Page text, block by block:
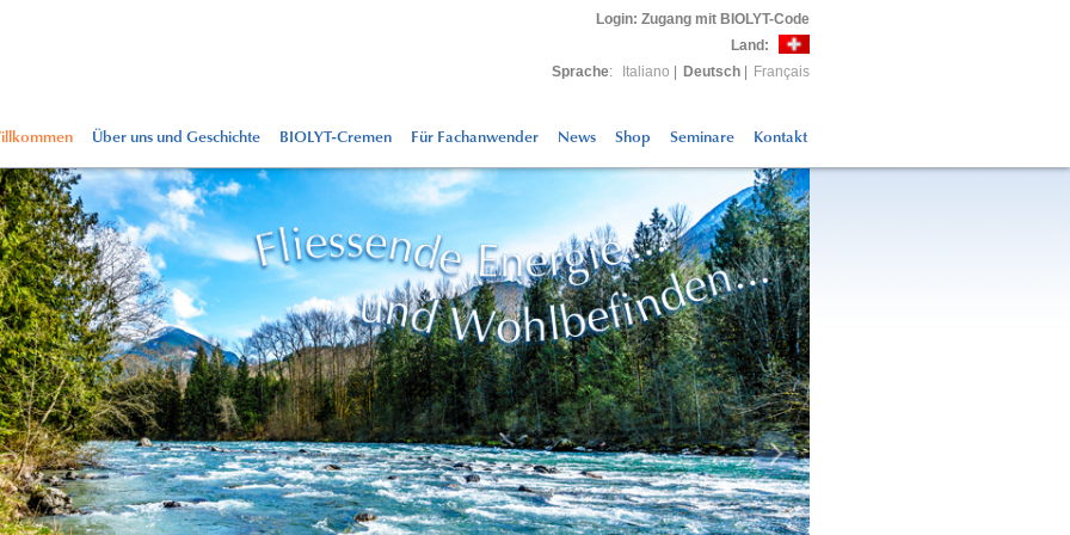
Login: Zugang mit BIOLYT-Code
Land:
Sprache: Italiano Deutsch Français
Über uns und Geschichte BIOLYT-Cremen Für Fachanwender News Shop Seminare Kontakt